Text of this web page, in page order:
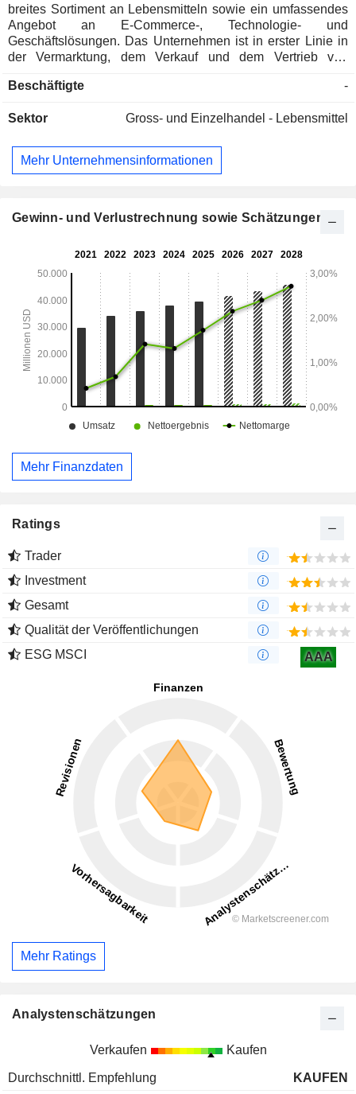
breites Sortiment an Lebensmitteln sowie ein umfassendes
Angebot an E-Commerce-, Technologie- und
Geschäftslösungen. Das Unternehmen ist in erster Linie in
der Vermarktung, dem Verkauf und dem Vertrieb von
Food-Produkten an Gastronomiekunden in den gesamten
Fleisch und Meeresfrüchte, Trockenlebensmittel, gekühlte
und Zubehör für die Gastronomie sowie Getränke. Zu den
Kunden zählen unter anderem unabhängige Einzel- und
Motels, Country Clubs, staatliche und militärische
Einzelhandelsstandorte. Das Unternehmen betreibt ein
über 6.500 Lkw sowie rund 90 Cash-and-Carry-Standorte.
Beschäftigte -
Sektor Gross- und Einzelhandel - Lebensmittel
Mehr Unternehmensinformationen
Gewinn- und Verlustrechnung sowie Schätzungen
Mehr Finanzdaten
Ratings
Trader
Investment
Gesamt
Qualität der Veröffentlichungen
ESG MSCI
AAA
Mehr Ratings
Analystenschätzungen
Verkaufen Kaufen
Durchschnittl. Empfehlung
KAUFEN